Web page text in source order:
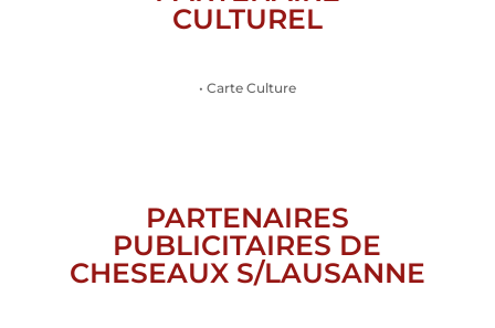
CULTUREL
• Carte Culture
PARTENAIRES
PUBLICITAIRES DE
CHESEAUX S/LAUSANNE